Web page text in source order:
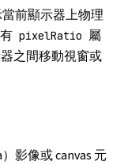
當前顯示器上物理
pixelRatio 屬
之間移動視窗或
影像或 canvas 元